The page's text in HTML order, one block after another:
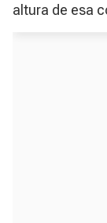
altura de esa